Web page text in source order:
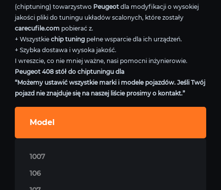
(chiptuning) towarzystwo Peugeot dla modyfikacji o wysokiej
jakości pliki do tuningu układów scalonych, które zostały
carecufile.com pobierać z.
+ Wszystkie chip tuning pełne wsparcie dla ich urządzeń.
+ Szybka dostawa i wysoka jakość.
I wreszcie, co nie mniej ważne, nasi pomocni inżynierowie.
Peugeot 408 stół do chiptuningu dla
“Możemy ustawić wszystkie marki i modele pojazdów. Jeśli Twój
pojazd nie znajduje się na naszej liście prosimy o kontakt.”
Model
1007
106